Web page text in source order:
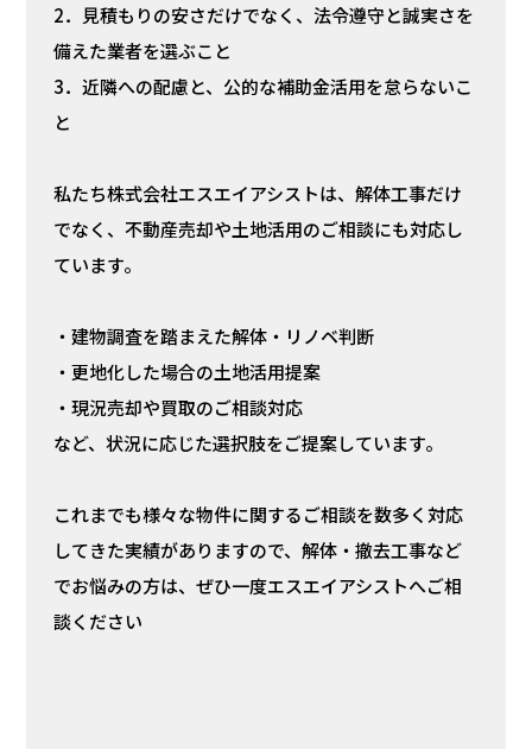
2．見積もりの安さだけでなく、法令遵守と誠実さを
備えた業者を選ぶこと
3．近隣への配慮と、公的な補助金活用を怠らないこ
と
私たち株式会社エスエイアシストは、解体工事だけ
でなく、不動産売却や土地活用のご相談にも対応し
ています。
・建物調査を踏まえた解体・リノベ判断
・更地化した場合の土地活用提案
・現況売却や買取のご相談対応
など、状況に応じた選択肢をご提案しています。
これまでも様々な物件に関するご相談を数多く対応
してきた実績がありますので、解体・撤去工事など
でお悩みの方は、ぜひ一度エスエイアシストへご相
談ください